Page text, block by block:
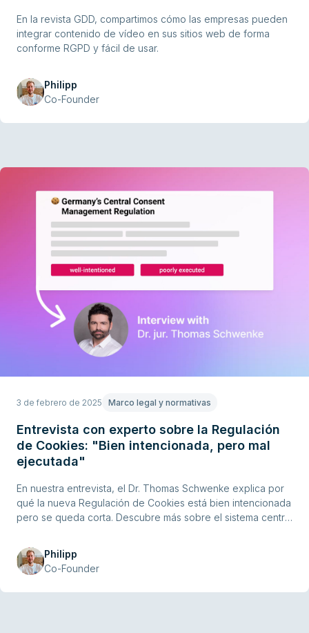
En la revista GDD, compartimos cómo las empresas pueden
integrar contenido de vídeo en sus sitios web de forma
conforme RGPD y fácil de usar.
Philipp
Co-Founder
3 de febrero de 2025 Marco legal y normativas
Entrevista con experto sobre la Regulación
de Cookies: "Bien intencionada, pero mal
ejecutada"
En nuestra entrevista, el Dr. Thomas Schwenke explica por
qué la nueva Regulación de Cookies está bien intencionada
pero se queda corta. Descubre más sobre el sistema central
para los operadores de sitios web.
Philipp
Co-Founder